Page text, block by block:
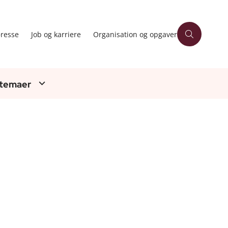
Job og karriere Organisation og opgaver